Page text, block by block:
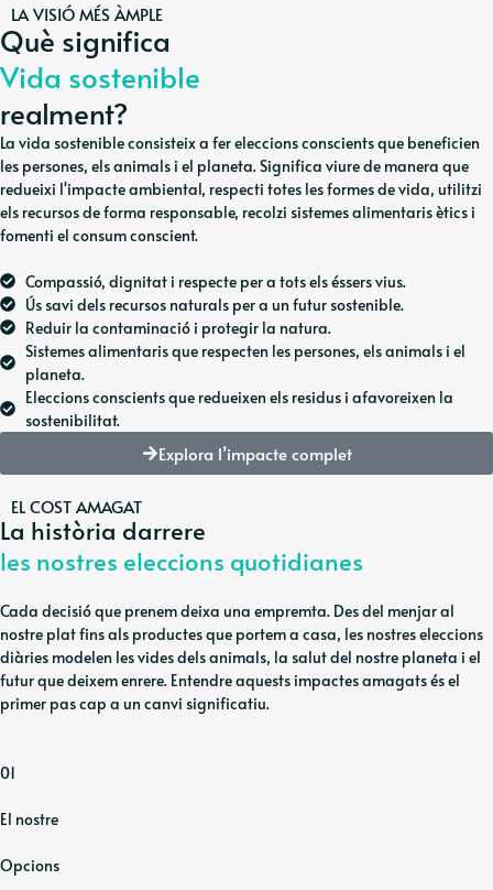
LA VISIÓ MÉS ÀMPLE
Què significa
Vida sostenible
realment?
La vida sostenible consisteix a fer eleccions conscients que beneficien
les persones, els animals i el planeta. Significa viure de manera que
redueixi l'impacte ambiental, respecti totes les formes de vida, utilitzi
els recursos de forma responsable, recolzi sistemes alimentaris ètics i
fomenti el consum conscient.
Compassió, dignitat i respecte per a tots els éssers vius.
Ús savi dels recursos naturals per a un futur sostenible.
Reduir la contaminació i protegir la natura.
Sistemes alimentaris que respecten les persones, els animals i el
planeta.
Eleccions conscients que redueixen els residus i afavoreixen la
sostenibilitat.
Explora l’impacte complet
EL COST AMAGAT
La història darrere
les nostres eleccions quotidianes
Cada decisió que prenem deixa una empremta. Des del menjar al
nostre plat fins als productes que portem a casa, les nostres eleccions
diàries modelen les vides dels animals, la salut del nostre planeta i el
futur que deixem enrere. Entendre aquests impactes amagats és el
primer pas cap a un canvi significatiu.
01
El nostre
Opcions